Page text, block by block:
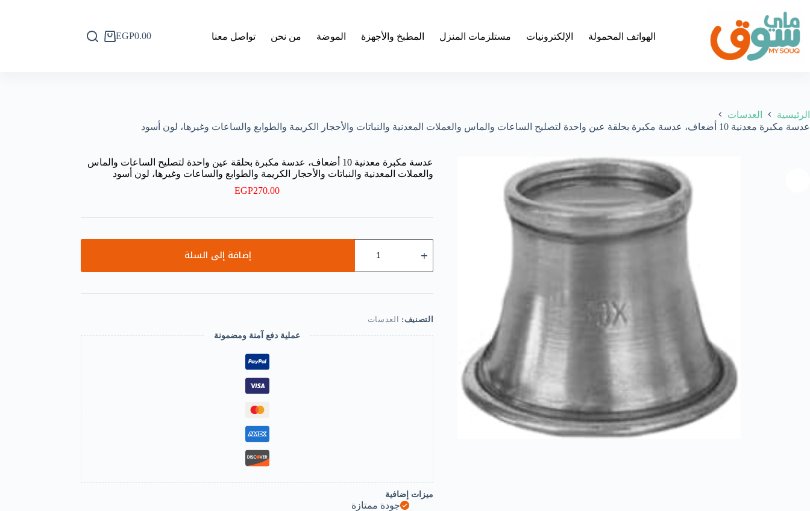
إلى
المحتوى
الهواتف المحمولة الإلكترونيات مستلزمات المنزل المطبخ والأجهزة الموضة من نحن تواصل معنا
عربةEGP0.00
الرئيسية
العدسات
عدسة مكبرة معدنية 10 أضعاف، عدسة مكبرة بحلقة عين واحدة لتصليح الساعات والماس والعملات المعدنية والنباتات والأحجار الكريمة والطوابع والساعات وغيرها، لون أسود
عدسة مكبرة معدنية 10 أضعاف، عدسة مكبرة بحلقة عين واحدة لتصليح الساعات والماس
والعملات المعدنية والنباتات والأحجار الكريمة والطوابع والساعات وغيرها، لون أسود
EGP270.00
عدسة
مكبرة
عين
واحدة
لتصليح
الساعات
والماس
والعملات
المعدنية
والنباتات
والأحجار
الكريمة
والطوابع
والساعات
وغيرها،
لون
أسود
إضافة إلى السلة
التصنيف: العدسات
عملية دفع آمنة ومضمونة
ميزات إضافية
جودة ممتازة